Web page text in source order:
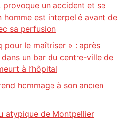
provoque un accident et se
homme est interpellé avant de
sa perfusion
pour le maîtriser » : après
un bar du centre-ville de
à l’hôpital
hommage à son ancien
atypique de Montpellier